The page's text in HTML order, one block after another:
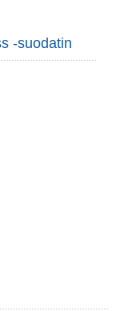
-suodatin